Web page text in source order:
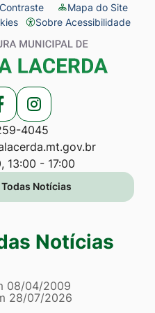
Mapa do Site
Sobre Acessibilidade
Acessar
a
Rede
Social
4045
13:00 - 17:00
Notícias
Notícias
Todas
08/04/2009
28/07/2026